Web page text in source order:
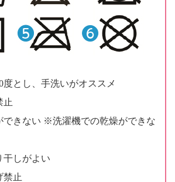
度とし、手洗いがオススメ
止
できない ※洗濯機での乾燥ができな
干しがよい
禁止